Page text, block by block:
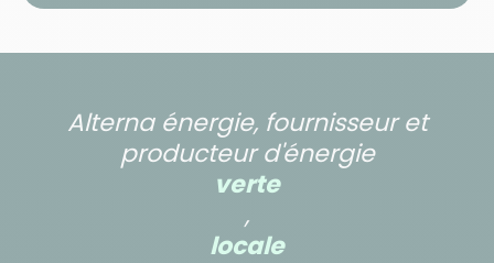
Alterna énergie, fournisseur et
producteur d'énergie
verte
,
locale